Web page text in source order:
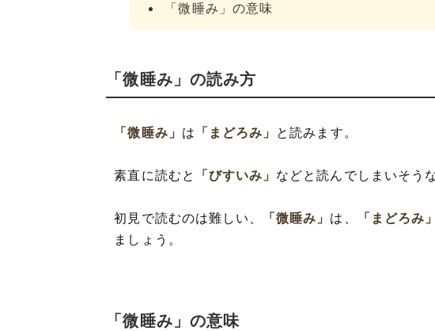
「微睡み」の意味
「微睡み」の読み方
「微睡み」 は 「まどろみ」 と読みます。
素直に読むと 「びすいみ」 などと読んでしまいそう
初見で読むのは難しい、 「微睡み」 は、 「まどろみ」
ましょう。
「微睡み」の意味